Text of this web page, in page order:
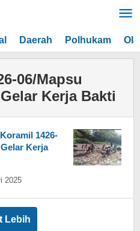
Daerah Polhukam
06/Mapsu
Kerja Bakti
1426-
Kerja
2025
Lebih